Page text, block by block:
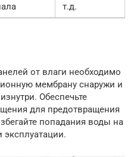
т.д.
от влаги необходимо
мембрану снаружи и
Обеспечьте
для предотвращения
попадания воды на